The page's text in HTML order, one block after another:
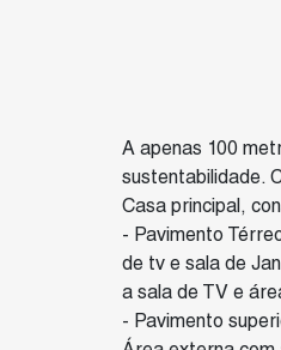
A apenas 100
sustentabilidade.
Casa principal,
- Pavimento
de tv e sala de
a sala de TV e
- Pavimento